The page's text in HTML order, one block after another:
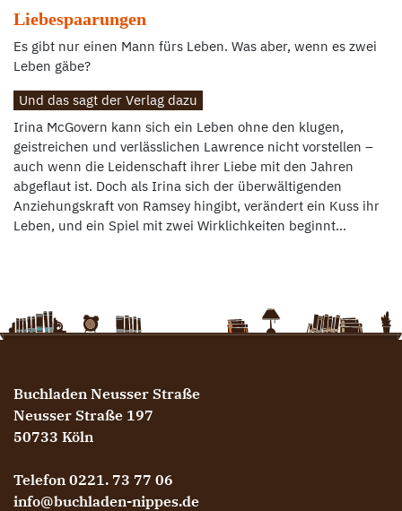
Liebespaarungen
Es gibt nur einen Mann fürs Leben. Was aber, wenn es zwei
Leben gäbe?
Und das sagt der Verlag dazu
Irina McGovern kann sich ein Leben ohne den klugen,
geistreichen und verlässlichen Lawrence nicht vorstellen –
auch wenn die Leidenschaft ihrer Liebe mit den Jahren
abgeflaut ist. Doch als Irina sich der überwältigenden
Anziehungskraft von Ramsey hingibt, verändert ein Kuss ihr
Leben, und ein Spiel mit zwei Wirklichkeiten beginnt…
Buchladen Neusser Straße
Neusser Straße 197
50733 Köln
Telefon 0221. 73 77 06
info@buchladen-nippes.de